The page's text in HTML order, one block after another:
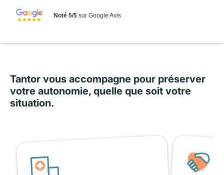
Noté 5/5sur Google Avis
Tantor vous accompagne pour préserver
votre autonomie, quelle que soit votre
situation.